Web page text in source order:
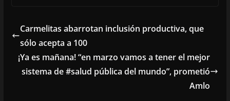
Carmelitas abarrotan inclusión productiva, que
sólo acepta a 100
¡Ya es mañana! “en marzo vamos a tener el mejor
sistema de #salud pública del mundo”, prometió
Amlo